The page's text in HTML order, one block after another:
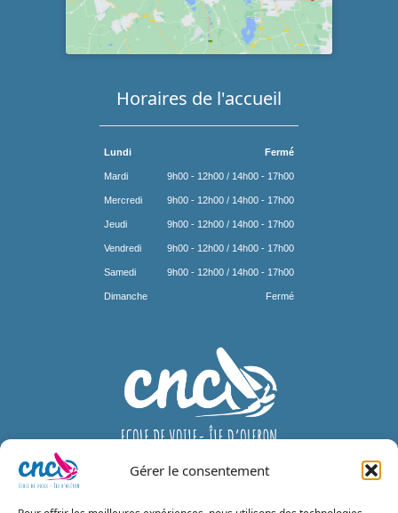
Gérer le consentement
Horaires de l'accueil
Lundi Fermé
Mardi 9h00 - 12h00 / 14h00 - 17h00
Mercredi 9h00 - 12h00 / 14h00 - 17h00
Jeudi 9h00 - 12h00 / 14h00 - 17h00
Vendredi 9h00 - 12h00 / 14h00 - 17h00
Samedi 9h00 - 12h00 / 14h00 - 17h00
Dimanche Fermé